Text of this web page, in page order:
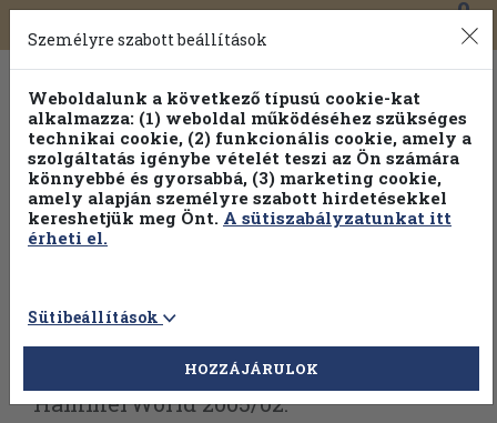
Toggle
navigation
0
Vissza az előző oldalra Válasszon példányt
HammerWorld 2005/02.
Személyre szabott beállítások
Weboldalunk a következő típusú cookie-kat
alkalmazza: (1) weboldal működéséhez szükséges
technikai cookie, (2) funkcionális cookie, amely a
szolgáltatás igénybe vételét teszi az Ön számára
könnyebbé és gyorsabbá, (3) marketing cookie,
amely alapján személyre szabott hirdetésekkel
kereshetjük meg Önt. A sütiszabályzatunkat itt
érheti el.
Sütibeállítások
HOZZÁJÁRULOK